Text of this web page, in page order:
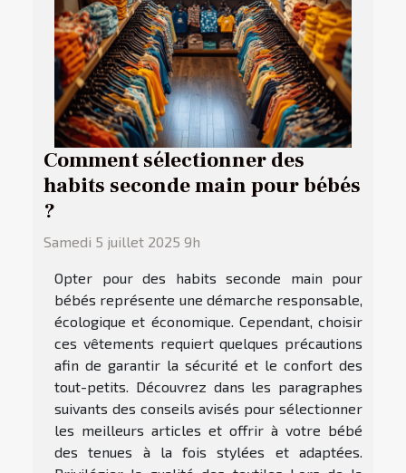
Comment sélectionner des
habits seconde main pour bébés
?
Samedi 5 juillet 2025 9h
Opter pour des habits seconde main pour
bébés représente une démarche responsable,
écologique et économique. Cependant, choisir
ces vêtements requiert quelques précautions
afin de garantir la sécurité et le confort des
tout-petits. Découvrez dans les paragraphes
suivants des conseils avisés pour sélectionner
les meilleurs articles et offrir à votre bébé
des tenues à la fois stylées et adaptées.